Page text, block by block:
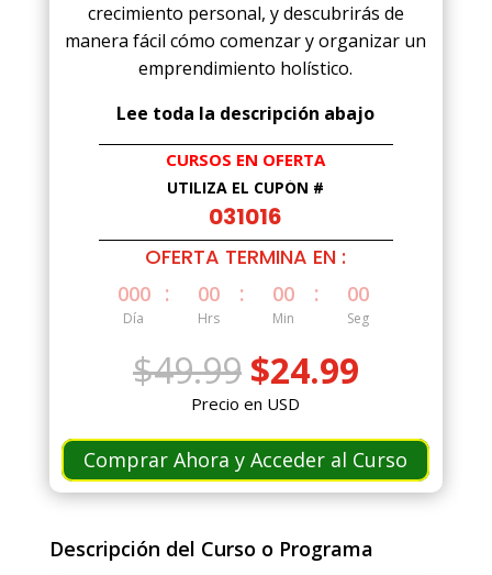
crecimiento personal, y descubrirás de
manera fácil cómo comenzar y organizar un
emprendimiento holístico.
Lee toda la descripción abajo
CURSOS EN OFERTA
UTILIZA EL CUPÓN #
031016
OFERTA TERMINA EN :
000
Día
: 00
Hrs
: 00
Min
: 00
Seg
$49.99 El
precio
original
era:
$49.99.
$24.99El
es:
$24.99.
Precio en USD
Comprar Ahora y Acceder al Curso
Descripción del Curso o Programa